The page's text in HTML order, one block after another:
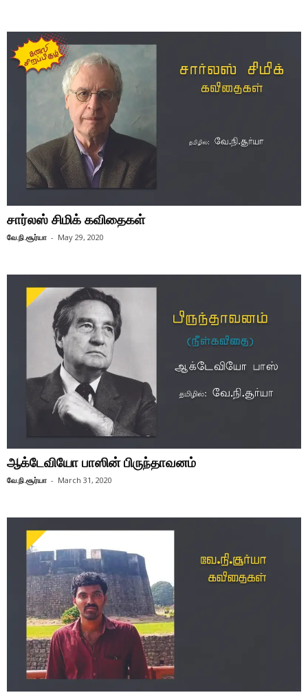
சார்லஸ் சிமிக் கவிதைகள்
வே.நி.சூர்யா - May 29, 2020
ஆக்டேவியோ பாஸின் பிருந்தாவனம்
வே.நி.சூர்யா - March 31, 2020